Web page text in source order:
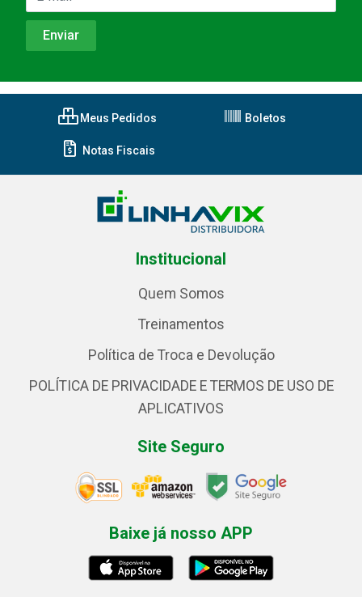
Meus Pedidos Boletos
Notas Fiscais
Institucional
Quem Somos
Treinamentos
Política de Troca e Devolução
POLÍTICA DE PRIVACIDADE E TERMOS DE USO DE
APLICATIVOS
Site Seguro
Baixe já nosso APP